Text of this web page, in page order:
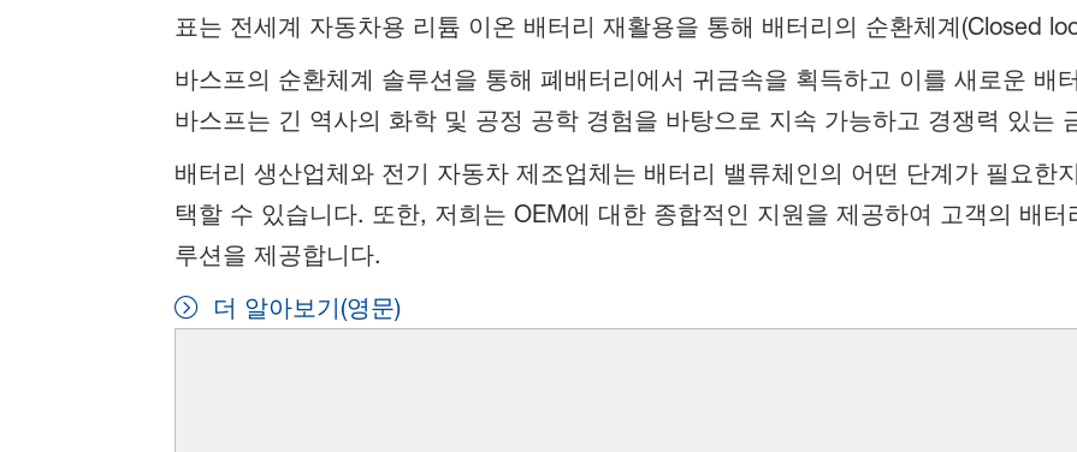
표는 전세계 자동차용 리튬 이온 배터리 재활용을 통해 배터리의 순환체계(Closed
바스프의 순환체계 솔루션을 통해 폐배터리에서 귀금속을 획득하고 이를 새로운 배
바스프는 긴 역사의 화학 및 공정 공학 경험을 바탕으로 지속 가능하고 경쟁력 있는
배터리 생산업체와 전기 자동차 제조업체는 배터리 밸류체인의 어떤 단계가 필요한
택할 수 있습니다. 또한, 저희는 OEM에 대한 종합적인 지원을 제공하여 고객의 배
루션을 제공합니다.
더 알아보기(영문)